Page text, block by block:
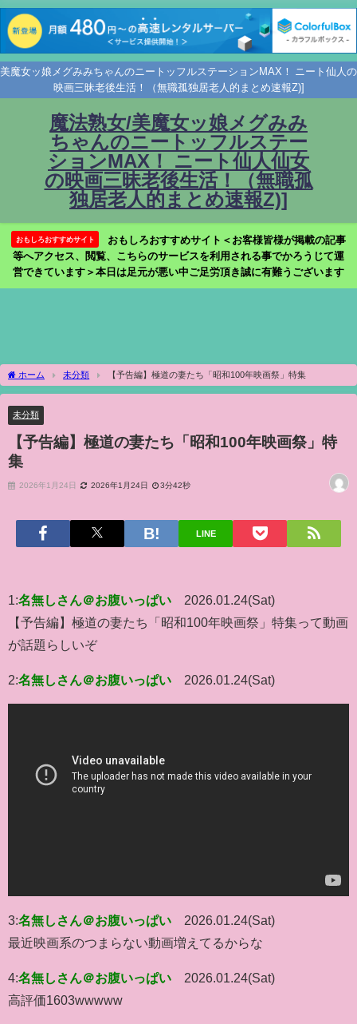
美魔女ッ娘メグみみちゃんのニートッフルステーションMAX！ ニート仙人の
映画三昧老後生活！（無職孤独居老人的まとめ速報Z)]
魔法熟女/美魔女ッ娘メグみみ
ちゃんのニートッフルステー
ションMAX！ ニート仙人仙女
の映画三昧老後生活！（無職孤
独居老人的まとめ速報Z)]
おもしろおすすめサイト
おもしろおすすめサイト＜お客様皆様が掲載の記事
等へアクセス、閲覧、こちらのサービスを利用される事でかろうじて運
営できています＞本日は足元が悪い中ご足労頂き誠に有難うございます
ホーム 未分類 【予告編】極道の妻たち「昭和100年映画祭」特集
未分類
【予告編】極道の妻たち「昭和100年映画祭」特
集
2026年1月24日 2026年1月24日 3分42秒
LINE
1:名無しさん＠お腹いっぱい
2026.01.24(Sat)
【予告編】極道の妻たち「昭和100年映画祭」特集って動画
が話題らしいぞ
2:名無しさん＠お腹いっぱい 2026.01.24(Sat)
3:名無しさん＠お腹いっぱい
2026.01.24(Sat)
最近映画系のつまらない動画増えてるからな
4:名無しさん＠お腹いっぱい
2026.01.24(Sat)
高評価1603wwwww